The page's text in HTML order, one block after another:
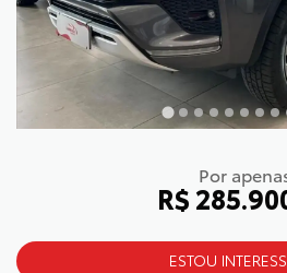
Por
R$
ESTOU